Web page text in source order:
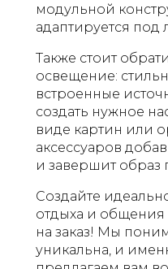
модульной
адаптируется
Также стоит
освещение:
встроенные
создать нужное
виде картин или
аксессуаров
и завершит образ
Создайте
отдыха и
на заказ! Мы
уникальна, и